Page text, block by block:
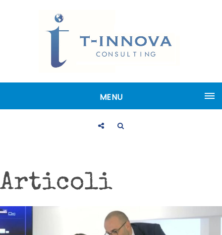
MENU
Articoli